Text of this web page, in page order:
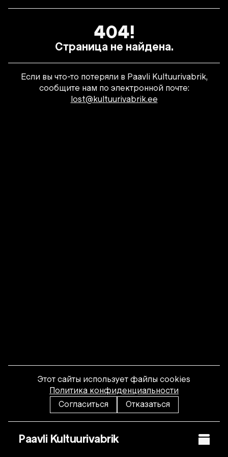
Этот сайты использует файлы cookies
Политика конфиденциальности
Согласиться
Отказаться
Paavli Kultuurivabrik
404!
Страница не найдена.
Если вы что-то потеряли в Paavli Kultuurivabrik,
сообщите нам по электронной почте:
lost@kultuurivabrik.ee